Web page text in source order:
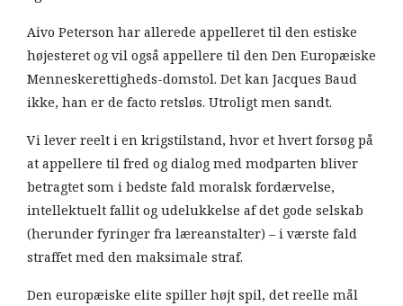
Aivo Peterson har allerede appelleret til den estiske
højesteret og vil også appellere til den Den Europæiske
Menneskerettigheds-domstol. Det kan Jacques Baud
ikke, han er de facto retsløs. Utroligt men sandt.
Vi lever reelt i en krigstilstand, hvor et hvert forsøg på
at appellere til fred og dialog med modparten bliver
betragtet som i bedste fald moralsk fordærvelse,
intellektuelt fallit og udelukkelse af det gode selskab
(herunder fyringer fra læreanstalter) – i værste fald
straffet med den maksimale straf.
Den europæiske elite spiller højt spil, det reelle mål